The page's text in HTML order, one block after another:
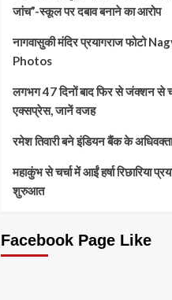
जांच”-स्कूल पर दबाव बनाने का आरोप
नागवासुकी मंदिर प्रयागराज फोटो
Photos
लगभग 47 दिनों बाद फिर से जंक्शन से
एक्सप्रेस, जानें वजह
रमेश तिवारी बने इंडियन बैंक के अधिवक्ता
महाकुंभ से चर्चा में आईं हर्षा रिछारिया
शुरुआत
Facebook Page Like